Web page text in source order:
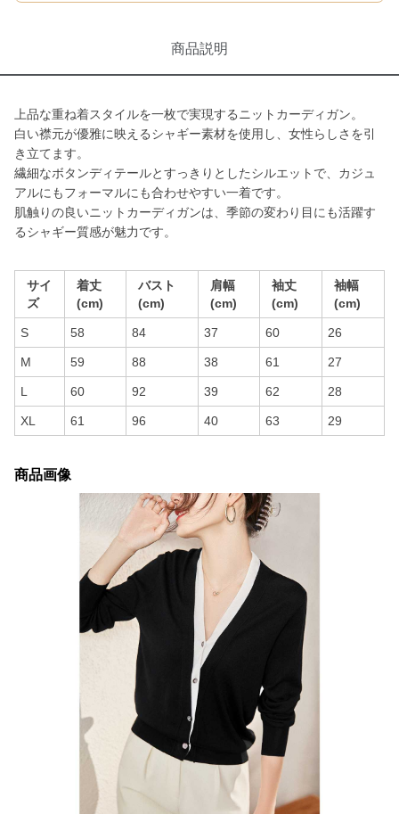
商品説明
上品な重ね着スタイルを一枚で実現するニットカーディガン。
白い襟元が優雅に映えるシャギー素材を使用し、女性らしさを引
き立てます。
繊細なボタンディテールとすっきりとしたシルエットで、カジュ
アルにもフォーマルにも合わせやすい一着です。
肌触りの良いニットカーディガンは、季節の変わり目にも活躍す
るシャギー質感が魅力です。
サイ
ズ
着丈
(cm)
バスト
(cm)
肩幅
(cm)
袖丈
(cm)
袖幅
(cm)
S 58 84 37 60 26
M 59 88 38 61 27
L 60 92 39 62 28
XL 61 96 40 63 29
商品画像